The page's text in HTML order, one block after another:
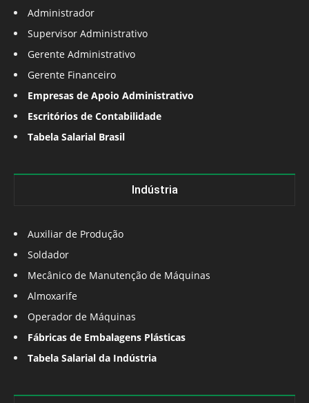
Administrador
Supervisor Administrativo
Gerente Administrativo
Gerente Financeiro
Empresas de Apoio Administrativo
Escritórios de Contabilidade
Tabela Salarial Brasil
Indústria
Auxiliar de Produção
Soldador
Mecânico de Manutenção de Máquinas
Almoxarife
Operador de Máquinas
Fábricas de Embalagens Plásticas
Tabela Salarial da Indústria